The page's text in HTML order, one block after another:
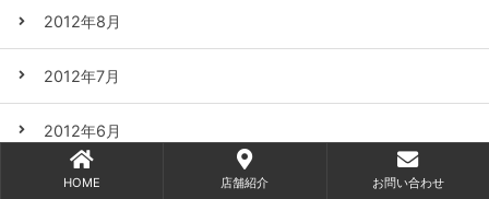
2012年8月
2012年7月
2012年6月
2012年5月
HOME 店舗紹介 お問い合わせ